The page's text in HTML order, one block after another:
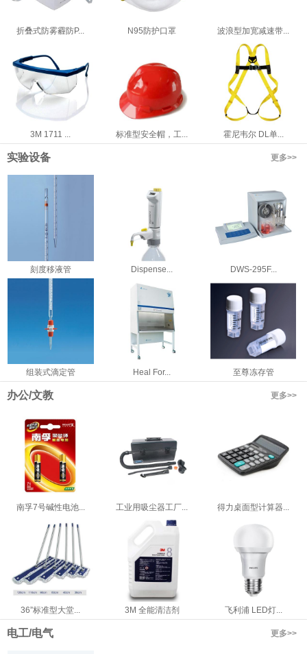
折叠式防雾霾防P... N95防护口罩 波浪型加宽减速带...
3M 1711 ... 标准型安全帽，工... 霍尼韦尔 DL单...
实验设备 更多>>
刻度移液管 Dispense... DWS-295F...
组装式滴定管 Heal For... 至尊冻存管
办公/文教 更多>>
南孚7号碱性电池... 工业用吸尘器工厂... 得力桌面型计算器...
36”标准型大堂... 3M 全能清洁剂 飞利浦 LED灯...
电工/电气 更多>>